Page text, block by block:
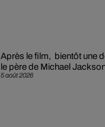
5 août 2026
Après le film, bientôt une
le père de Michael